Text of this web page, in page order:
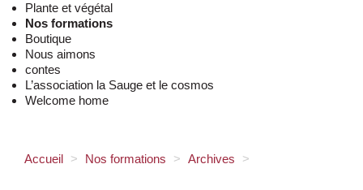
Plante et végétal
Nos formations
Boutique
Nous aimons
contes
L’association la Sauge et le cosmos
Welcome home
Accueil > Nos formations > Archives >